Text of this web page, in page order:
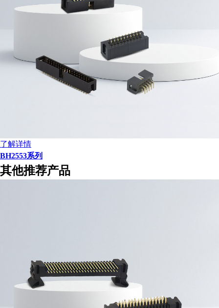
了解详情
BH2553系列
其他推荐产品